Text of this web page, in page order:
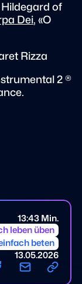
of
Dei, «O
Rizza
2 ®
13:43 Min.
leben üben
beten
13.05.2026